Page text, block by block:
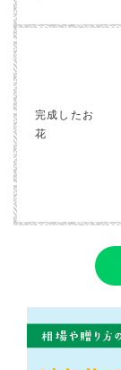
完成したお
花